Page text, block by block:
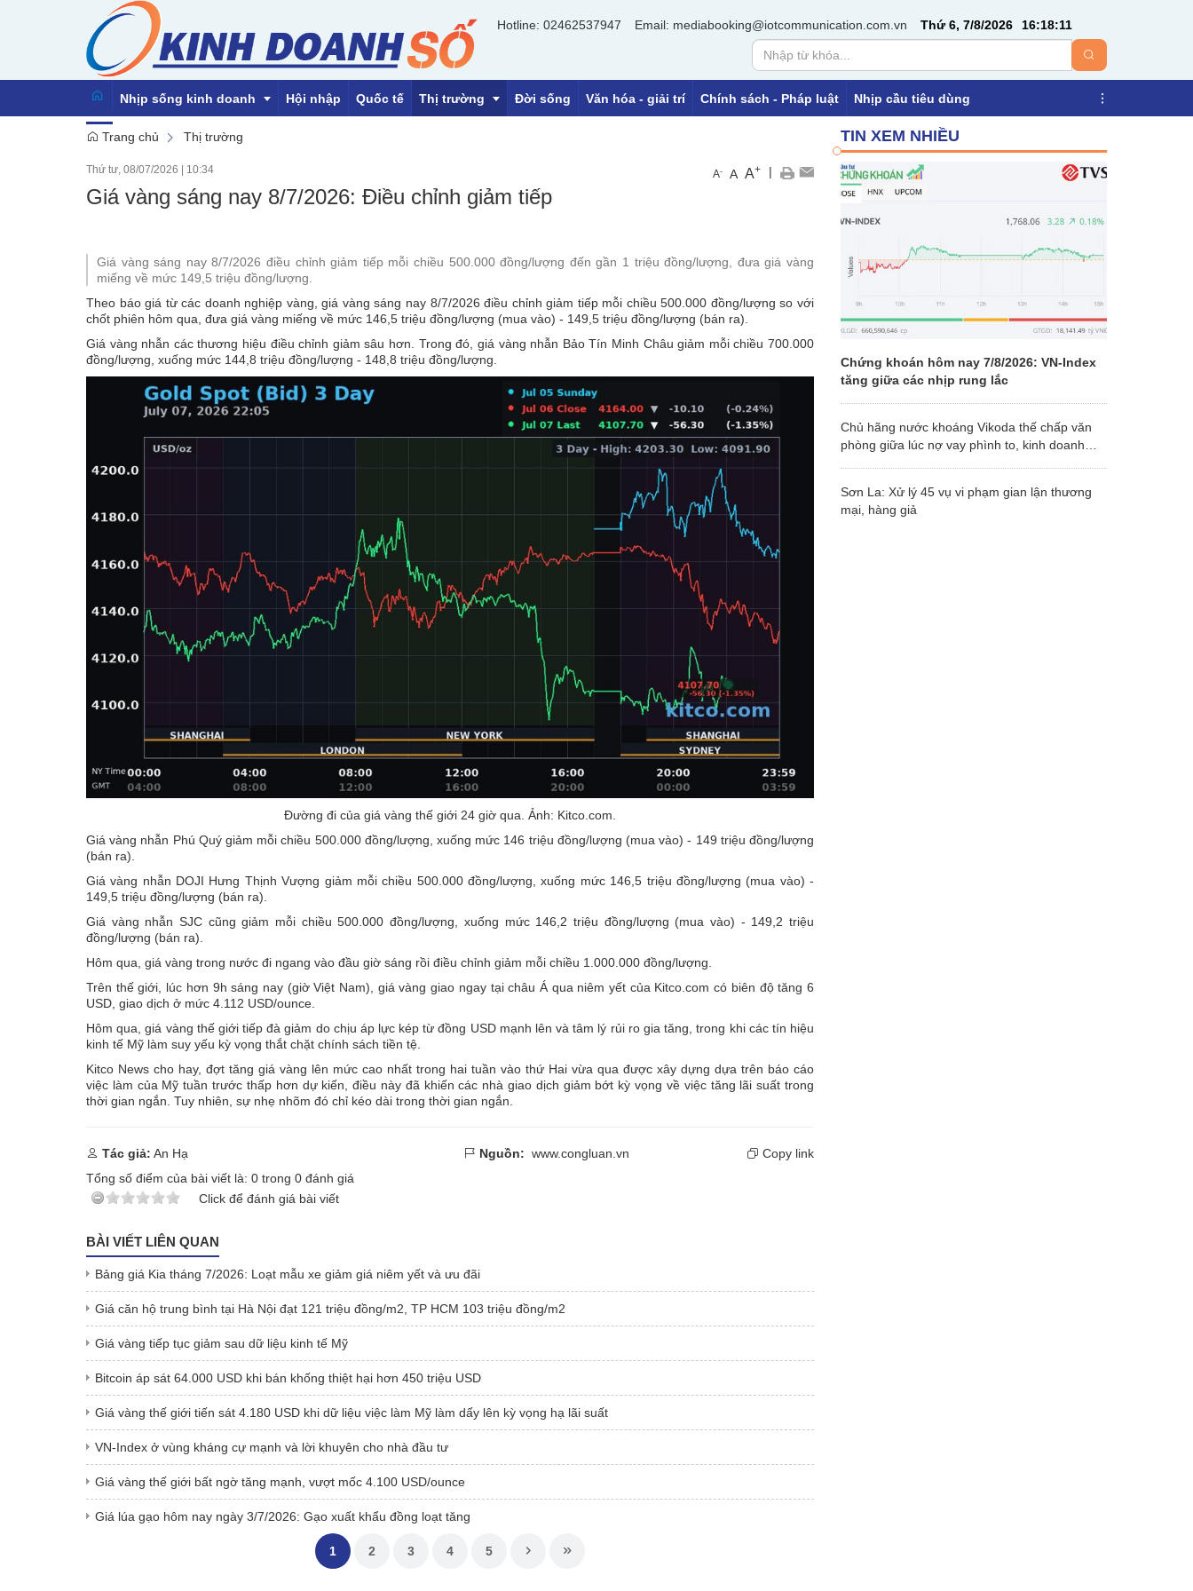
Hotline: 02462537947 Email: mediabooking@iotcommunication.com.vn Thứ 6, 7/8/2026 16:18:11
Nhịp sống kinh doanh
Emagazine
Hội nhập Quốc tế Thị trường Đời sống Văn hóa - giải trí Chính sách - Pháp luật Nhịp cầu tiêu dùng
Trang chủ Thị trường
Thứ tư, 08/07/2026 10:34 A- A A+ |
Giá vàng sáng nay 8/7/2026: Điều chỉnh giảm tiếp
Giá vàng sáng nay 8/7/2026 điều chỉnh giảm tiếp mỗi chiều 500.000 đồng/lượng đến gần 1 triệu đồng/lượng, đưa giá vàng
miếng về mức 149,5 triệu đồng/lượng.
Theo báo giá từ các doanh nghiệp vàng, giá vàng sáng nay 8/7/2026 điều chỉnh giảm tiếp mỗi chiều 500.000 đồng/lượng so với
chốt phiên hôm qua, đưa giá vàng miếng về mức 146,5 triệu đồng/lượng (mua vào) - 149,5 triệu đồng/lượng (bán ra).
Giá vàng nhẫn các thương hiệu điều chỉnh giảm sâu hơn. Trong đó, giá vàng nhẫn Bảo Tín Minh Châu giảm mỗi chiều 700.000
đồng/lượng, xuống mức 144,8 triệu đồng/lượng - 148,8 triệu đồng/lượng.
Đường đi của giá vàng thế giới 24 giờ qua. Ảnh: Kitco.com.
Giá vàng nhẫn Phú Quý giảm mỗi chiều 500.000 đồng/lượng, xuống mức 146 triệu đồng/lượng (mua vào) - 149 triệu đồng/lượng
(bán ra).
Giá vàng nhẫn DOJI Hưng Thịnh Vượng giảm mỗi chiều 500.000 đồng/lượng, xuống mức 146,5 triệu đồng/lượng (mua vào) -
149,5 triệu đồng/lượng (bán ra).
Giá vàng nhẫn SJC cũng giảm mỗi chiều 500.000 đồng/lượng, xuống mức 146,2 triệu đồng/lượng (mua vào) - 149,2 triệu
đồng/lượng (bán ra).
Hôm qua, giá vàng trong nước đi ngang vào đầu giờ sáng rồi điều chỉnh giảm mỗi chiều 1.000.000 đồng/lượng.
Trên thế giới, lúc hơn 9h sáng nay (giờ Việt Nam), giá vàng giao ngay tại châu Á qua niêm yết của Kitco.com có biên độ tăng 6
USD, giao dịch ở mức 4.112 USD/ounce.
Hôm qua, giá vàng thế giới tiếp đà giảm do chịu áp lực kép từ đồng USD mạnh lên và tâm lý rủi ro gia tăng, trong khi các tín hiệu
kinh tế Mỹ làm suy yếu kỳ vọng thắt chặt chính sách tiền tệ.
Kitco News cho hay, đợt tăng giá vàng lên mức cao nhất trong hai tuần vào thứ Hai vừa qua được xây dựng dựa trên báo cáo
việc làm của Mỹ tuần trước thấp hơn dự kiến, điều này đã khiến các nhà giao dịch giảm bớt kỳ vọng về việc tăng lãi suất trong
thời gian ngắn. Tuy nhiên, sự nhẹ nhõm đó chỉ kéo dài trong thời gian ngắn.
Tác giả: An Hạ Nguồn: www.congluan.vn
Copy link
Tổng số điểm của bài viết là: 0 trong 0 đánh giá
Click để đánh giá bài viết
BÀI VIẾT LIÊN QUAN
Bảng giá Kia tháng 7/2026: Loạt mẫu xe giảm giá niêm yết và ưu đãi
Giá căn hộ trung bình tại Hà Nội đạt 121 triệu đồng/m2, TP HCM 103 triệu đồng/m2
Giá vàng tiếp tục giảm sau dữ liệu kinh tế Mỹ
Bitcoin áp sát 64.000 USD khi bán khống thiệt hại hơn 450 triệu USD
Giá vàng thế giới tiến sát 4.180 USD khi dữ liệu việc làm Mỹ làm dấy lên kỳ vọng hạ lãi suất
VN-Index ở vùng kháng cự mạnh và lời khuyên cho nhà đầu tư
Giá vàng thế giới bất ngờ tăng mạnh, vượt mốc 4.100 USD/ounce
Giá lúa gạo hôm nay ngày 3/7/2026: Gạo xuất khẩu đồng loạt tăng
1 2 3 4 5
TIN XEM NHIỀU
Chứng khoán hôm nay 7/8/2026: VN-Index
tăng giữa các nhịp rung lắc
Chủ hãng nước khoáng Vikoda thế chấp văn
phòng giữa lúc nợ vay phình to, kinh doanh
Sơn La: Xử lý 45 vụ vi phạm gian lận thương
mại, hàng giả